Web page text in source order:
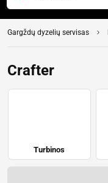
Gargždų dyzelių servisas
Crafter
Turbinos